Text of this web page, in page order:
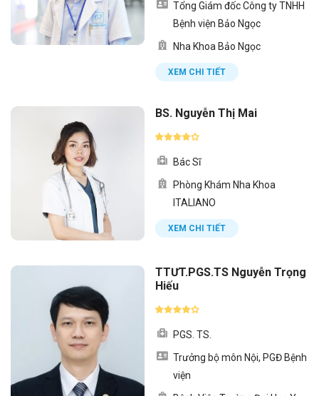
Tổng Giám đốc Công ty TNHH
Bệnh viện Bảo Ngọc
Nha Khoa Bảo Ngọc
XEM CHI TIẾT
BS. Nguyễn Thị Mai
Bác Sĩ
Phòng Khám Nha Khoa
ITALIANO
XEM CHI TIẾT
TTƯT.PGS.TS Nguyễn Trọng
Hiếu
PGS. TS.
Trưởng bộ môn Nội, PGĐ Bệnh
viện